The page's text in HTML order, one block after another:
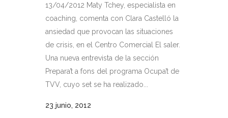
13/04/2012 Maty Tchey, especialista en
coaching, comenta con Clara Castelló la
ansiedad que provocan las situaciones
de crisis, en el Centro Comercial El saler.
Una nueva entrevista de la sección
Prepara’t a fons del programa Ocupa’t de
TVV, cuyo set se ha realizado...
23 junio, 2012